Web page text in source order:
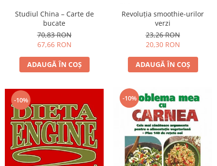
Studiul China – Carte de
bucate
70,83 RON
67,66 RON
ADAUGĂ ÎN COȘ
Revoluţia smoothie-urilor
verzi
23,26 RON
20,30 RON
ADAUGĂ ÎN COȘ
-10% -10%